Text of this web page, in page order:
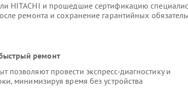
HITACHI и прошедшие сертификацию
ремонта и сохранение гарантийных
ремонт
позволяют провести экспресс-диагностику и
минимизируя время без устройства